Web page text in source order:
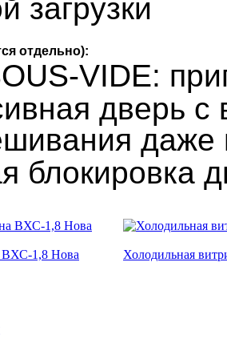
загрузки
отдельно):
VIDE:
дверь с
даже
блокировка
ВХС-1,8 Нова Холодильная